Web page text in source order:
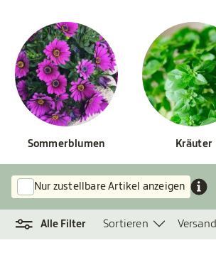
Sommerblumen Kräuter
Nur zustellbare Artikel anzeigen
Alle Filter Sortieren Versand